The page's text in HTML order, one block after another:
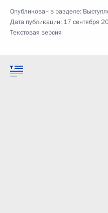
Опубликован в разделе:
Дата публикации: 17 сентября
Текстовая версия